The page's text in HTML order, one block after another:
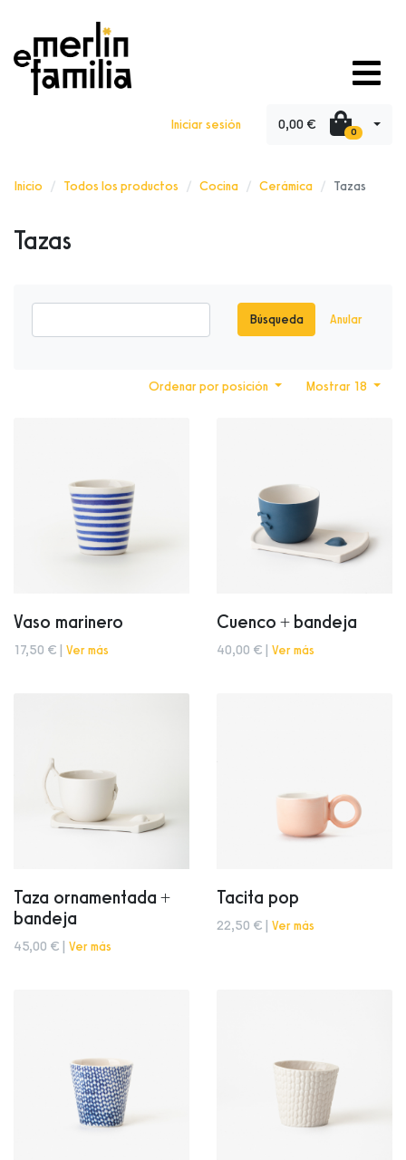
Iniciar sesión 0,00 € 0
Inicio Todos los productos Cocina Cerámica Tazas
Tazas
Búsqueda Anular
Mostrar 18
Ordenar por posición
Vaso marinero
17,50 € | Ver más
Cuenco + bandeja
40,00 € | Ver más
Taza ornamentada +
bandeja
45,00 € | Ver más
Tacita pop
22,50 € | Ver más